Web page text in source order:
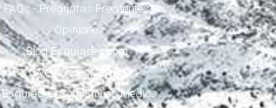
FAQs - Preguntas Frecuentes
Opiniones
Blog Esquiades.com
Web Corporativa
Esquiades.Com En Los Medios